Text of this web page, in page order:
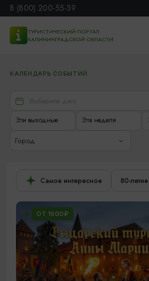
8 (800) 200-55-39
ТУРИСТИЧЕСКИЙ ПОРТАЛ
КАЛИНИНГРАДСКОЙ ОБЛАСТИ
КАЛЕНДАРЬ СОБЫТИЙ
Эти выходные Эта неделя
Город
Самое интересное 80-
ОТ 1500₽